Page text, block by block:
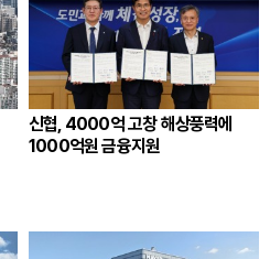
신협, 4000억 고창 해상풍력에
1000억원 금융지원